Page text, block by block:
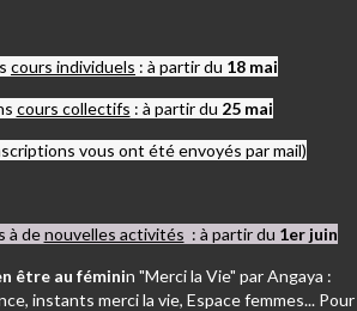
cours individuels : à partir du 18 mai
cours collectifs : à partir du 25 mai
vous ont été envoyés par mail)
à denouvelles activités : à partir du 1er juin
être au féminin "Merci la Vie" par Angaya :
instants merci la vie, Espace femmes... Pour